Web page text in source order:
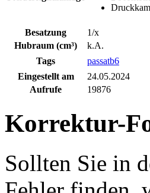
Besatzung 1/x
Hubraum (cm³)
k.A.
Tags
passatb6
Eingestellt am
24.05.2024
Aufrufe
19876
Korrektur-
Sollten Sie in